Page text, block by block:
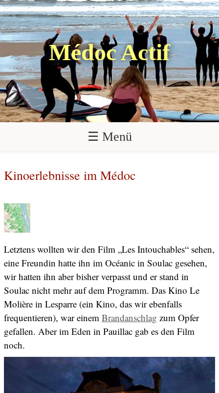
Médoc Actif
☰ Menü
Kinoerlebnisse im Médoc
Letztens wollten wir den Film „Les Intouchables“ sehen,
eine Freundin hatte ihn im Océanic in Soulac gesehen,
wir hatten ihn aber bisher verpasst und er stand in
Soulac nicht mehr auf dem Programm. Das Kino Le
Molière in Lesparre (ein Kino, das wir ebenfalls
frequentieren), war einem Brandanschlag zum Opfer
gefallen. Aber im Eden in Pauillac gab es den Film
noch.